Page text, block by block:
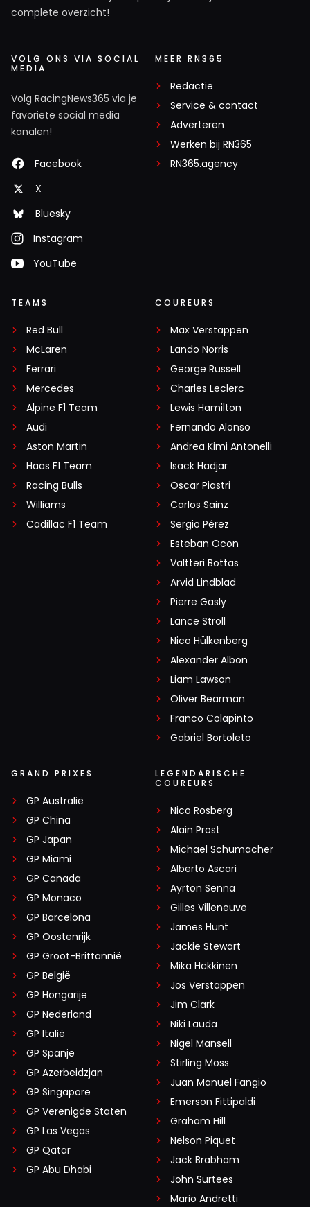
complete overzicht!
VOLG ONS VIA SOCIAL
MEDIA
Volg RacingNews365 via je
favoriete social media
kanalen!
Facebook
X
Bluesky
Instagram
YouTube
MEER RN365
Redactie
Service & contact
Adverteren
Werken bij RN365
RN365.agency
TEAMS
Red Bull
McLaren
Ferrari
Mercedes
Alpine F1 Team
Audi
Aston Martin
Haas F1 Team
Racing Bulls
Williams
Cadillac F1 Team
COUREURS
Max Verstappen
Lando Norris
George Russell
Charles Leclerc
Lewis Hamilton
Fernando Alonso
Andrea Kimi Antonelli
Isack Hadjar
Oscar Piastri
Carlos Sainz
Sergio Pérez
Esteban Ocon
Valtteri Bottas
Arvid Lindblad
Pierre Gasly
Lance Stroll
Nico Hülkenberg
Alexander Albon
Liam Lawson
Oliver Bearman
Franco Colapinto
Gabriel Bortoleto
GRAND PRIXES
GP Australië
GP China
GP Japan
GP Miami
GP Canada
GP Monaco
GP Barcelona
GP Oostenrijk
GP Groot-Brittannië
GP België
GP Hongarije
GP Nederland
GP Italië
GP Spanje
GP Azerbeidzjan
GP Singapore
GP Verenigde Staten
GP Las Vegas
GP Qatar
GP Abu Dhabi
LEGENDARISCHE
COUREURS
Nico Rosberg
Alain Prost
Michael Schumacher
Alberto Ascari
Ayrton Senna
Gilles Villeneuve
James Hunt
Jackie Stewart
Mika Häkkinen
Jos Verstappen
Jim Clark
Niki Lauda
Nigel Mansell
Stirling Moss
Juan Manuel Fangio
Emerson Fittipaldi
Graham Hill
Nelson Piquet
Jack Brabham
John Surtees
Mario Andretti